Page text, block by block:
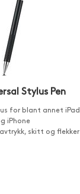
Stylus Pen
for blant annet iPad
iPhone
skitt og flekker